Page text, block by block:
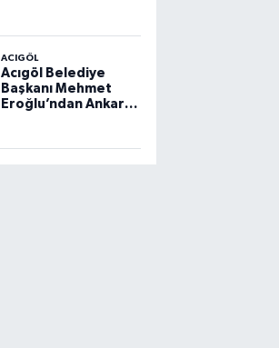
ACIGÖL
Acıgöl Belediye
Başkanı Mehmet
Eroğlu’ndan Ankara